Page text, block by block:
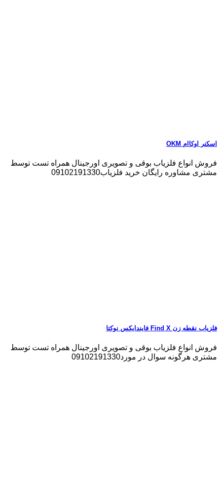
اسکنر اوکاام OKM
فروش انواع فلزیاب بوقی و تصویری اورجینال همراه تست توسط
مشتری مشاوره رایگان خرید فلزیاب09102191330
فلزیاب نقطه زن Find X فایندایکس نوکتا
فروش انواع فلزیاب بوقی و تصویری اورجینال همراه تست توسط
مشتری هرگونه سوال در مورد09102191330